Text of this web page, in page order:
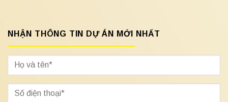
NHẬN THÔNG TIN DỰ ÁN MỚI NHẤT